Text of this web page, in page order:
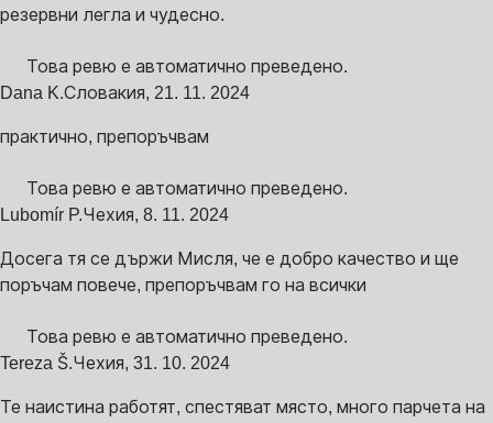
резервни легла и чудесно.
Това ревю е автоматично преведено.
Dana K.Словакия, 21. 11. 2024
практично, препоръчвам
Това ревю е автоматично преведено.
Lubomír P.Чехия, 8. 11. 2024
Досега тя се държи Мисля, че е добро качество и ще
поръчам повече, препоръчвам го на всички
Това ревю е автоматично преведено.
Tereza Š.Чехия, 31. 10. 2024
Те наистина работят, спестяват място, много парчета на